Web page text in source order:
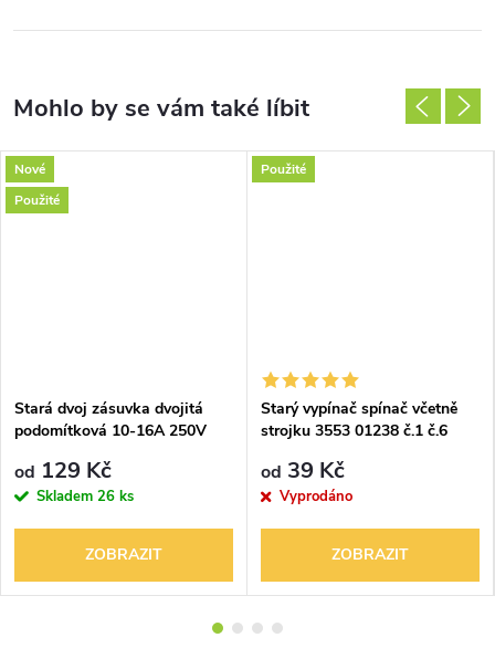
Nové
Použité
Stará dvoj zásuvka dvojitá
podomítková 10-16A 250V
od 129 Kč
Skladem 26 ks
ZOBRAZIT
Použité
Starý vypínač spínač včetně
strojku 3553 01238 č.1 č.6
od 39 Kč
Vyprodáno
ZOBRAZIT